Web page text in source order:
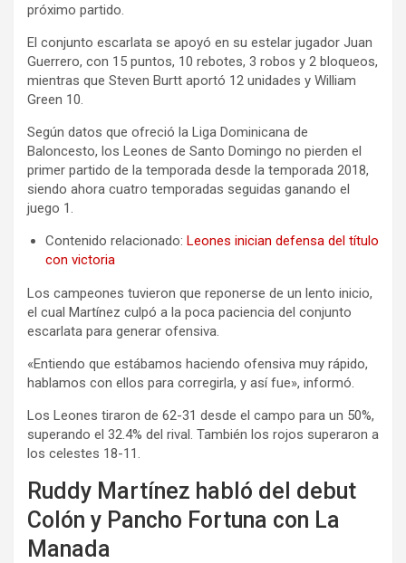
próximo partido.
El conjunto escarlata se apoyó en su estelar jugador Juan
Guerrero, con 15 puntos, 10 rebotes, 3 robos y 2 bloqueos,
mientras que Steven Burtt aportó 12 unidades y William
Green 10.
Según datos que ofreció la Liga Dominicana de
Baloncesto, los Leones de Santo Domingo no pierden el
primer partido de la temporada desde la temporada 2018,
siendo ahora cuatro temporadas seguidas ganando el
juego 1.
Contenido relacionado: Leones inician defensa del título
con victoria
Los campeones tuvieron que reponerse de un lento inicio,
el cual Martínez culpó a la poca paciencia del conjunto
escarlata para generar ofensiva.
«Entiendo que estábamos haciendo ofensiva muy rápido,
hablamos con ellos para corregirla, y así fue», informó.
Los Leones tiraron de 62-31 desde el campo para un 50%,
superando el 32.4% del rival. También los rojos superaron a
los celestes 18-11.
Ruddy Martínez habló del debut
Colón y Pancho Fortuna con La
Manada